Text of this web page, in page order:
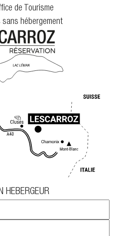
de Tourisme
hébergement
HEBERGEUR